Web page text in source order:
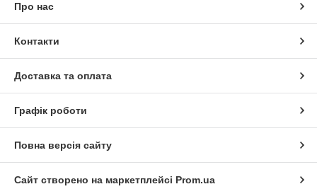
Про нас
Контакти
Доставка та оплата
Графік роботи
Повна версія сайту
Сайт створено на маркетплейсі Prom.ua